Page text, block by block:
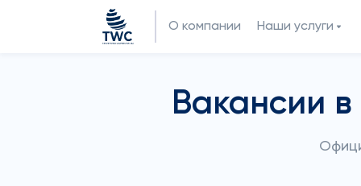
О компании Наши услуги
Вакансии